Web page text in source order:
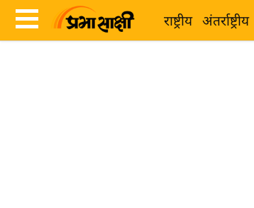
राष्ट्रीय अंतर्राष्ट्रीय